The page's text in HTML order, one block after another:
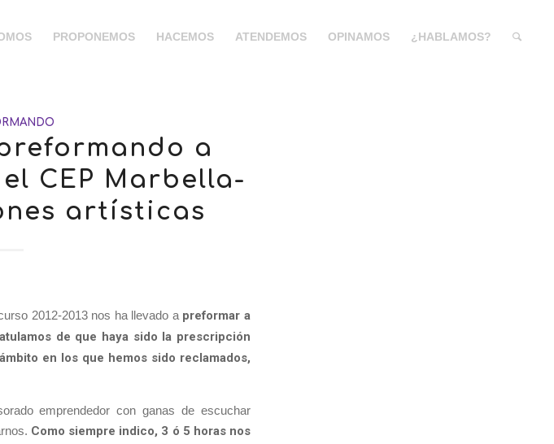
PROPONEMOS HACEMOS ATENDEMOS OPINAMOS ¿HABLAMOS?
a
CEP Marbella-
artísticas
2012-2013 nos ha llevado a preformar a
de que haya sido la prescripción
en los que hemos sido reclamados,
emprendedor con ganas de escuchar
Como siempre indico, 3 ó 5 horas nos